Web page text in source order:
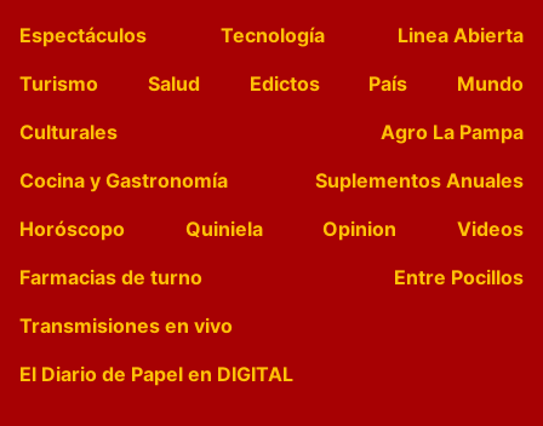
Espectáculos
Tecnología
Linea Abierta
Turismo
Salud Edictos País
Mundo
Culturales
Agro La Pampa
Cocina y Gastronomía
Suplementos Anuales
Horóscopo
Quiniela Opinion
Videos
Farmacias de turno
Entre Pocillos
Transmisiones en vivo
El Diario de Papel en DIGITAL